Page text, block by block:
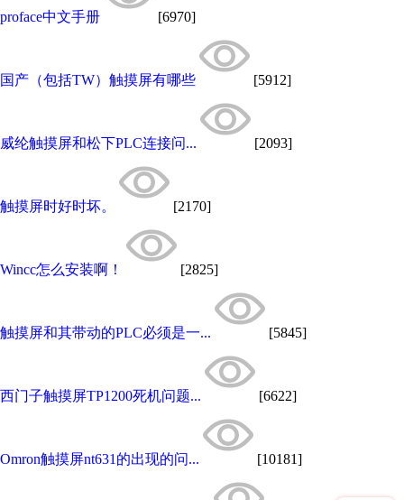
proface中文手册 [6970]
国产（包括TW）触摸屏有哪些 [5912]
威纶触摸屏和松下PLC连接问... [2093]
触摸屏时好时坏。 [2170]
Wincc怎么安装啊！ [2825]
触摸屏和其带动的PLC必须是一... [5845]
西门子触摸屏TP1200死机问题... [6622]
Omron触摸屏nt631的出现的问... [10181]